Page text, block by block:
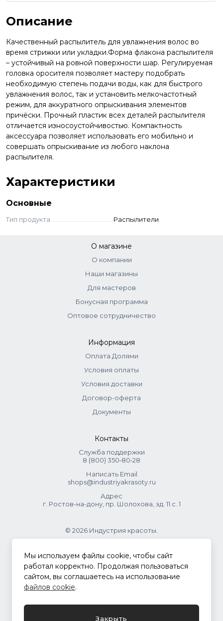
Описание
Качественный распылитель для увлажнения волос во
время стрижки или укладки.Форма флакона распылителя
– устойчивый на ровной поверхности шар. Регулируемая
головка оросителя позволяет мастеру подобрать
необходимую степень подачи воды, как для быстрого
увлажнения волос, так и установить мелкочастотный
режим, для аккуратного опрыскивания элементов
причёски. Прочный пластик всех деталей распылителя
отличается износоустойчивостью. Компактность
аксессуара позволяет использовать его мобильно и
совершать опрыскивание из любого наклона
распылителя.
Характеристики
Основные
Тип продукта Распылители
О магазине
О компании
Наши магазины
Для мастеров
Бонусная программа
Оптовое сотрудничество
Информация
Оплата Долями
Условия оплаты
Условия доставки
Договор-оферта
Документы
Контакты
Служба поддержки
8 (800) 350‑80‑28
Написать Email
shops@industriyakrasoty.ru
Адрес
г. Ростов-на-дону, пр. Шолохова, зд. 11 с. 1
© 2026 Индустрия красоты.
.
Политика конфиденциальности
Мы используем файлы cookie, чтобы сайт
работал корректно. Продолжая пользоваться
сайтом, вы соглашаетесь на использование
файлов cookie.
Закрыть